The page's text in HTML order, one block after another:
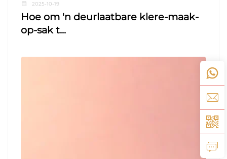
2025-10-19
Hoe om 'n deurlaatbare klere-maak-
op-sak t...